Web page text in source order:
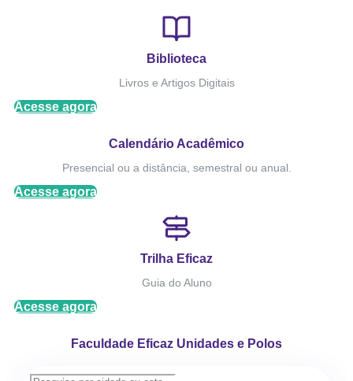
Biblioteca
Livros e Artigos Digitais
Acesse agora
Calendário Acadêmico
Presencial ou a distância, semestral ou anual.
Acesse agora
Trilha Eficaz
Guia do Aluno
Acesse agora
Faculdade Eficaz Unidades e Polos